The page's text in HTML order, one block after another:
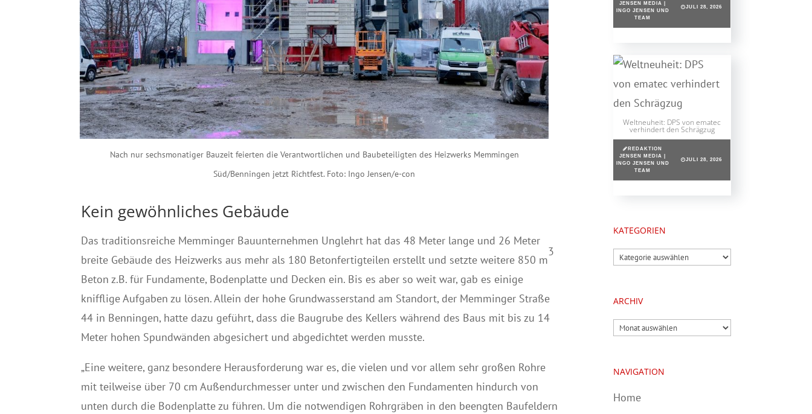
Nach nur sechsmonatiger Bauzeit feierten die Verantwortlichen und Baubeteiligten des Heizwerks Memmingen
Süd/Benningen jetzt Richtfest. Foto: Ingo Jensen/e-con
Kein gewöhnliches Gebäude
Das traditionsreiche Memminger Bauunternehmen Unglehrt hat das 48 Meter lange und 26 Meter
breite Gebäude des Heizwerks aus mehr als 180 Betonfertigteilen erstellt und setzte weitere 850 m
3
Beton z.B. für Fundamente, Bodenplatte und Decken ein. Bis es aber so weit war, gab es einige
knifflige Aufgaben zu lösen. Allein der hohe Grundwasserstand am Standort, der Memminger Straße
44 in Benningen, hatte dazu geführt, dass die Baugrube des Kellers während des Baus mit bis zu 14
Meter hohen Spundwänden abgesichert und abgedichtet werden musste.
„Eine weitere, ganz besondere Herausforderung war es, die vielen und vor allem sehr großen Rohre
mit teilweise über 70 cm Außendurchmesser unter und zwischen den Fundamenten hindurch von
unten durch die Bodenplatte zu führen. Um die notwendigen Rohrgräben in den beengten Baufeldern
JENSEN MEDIA |
INGO JENSEN UND
TEAM
JULI 28, 2026
Weltneuheit: DPS von ematec
verhindert den Schrägzug
REDAKTION
JENSEN MEDIA |
INGO JENSEN UND
TEAM
JULI 28, 2026
KATEGORIEN
Kategorien
ARCHIV
Archiv
NAVIGATION
Home